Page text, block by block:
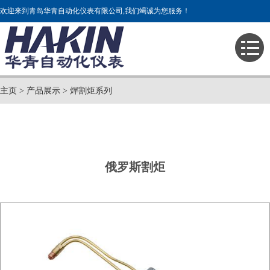
欢迎来到青岛华青自动化仪表有限公司,我们竭诚为您服务！
主页 > 产品展示 > 焊割炬系列
俄罗斯割炬